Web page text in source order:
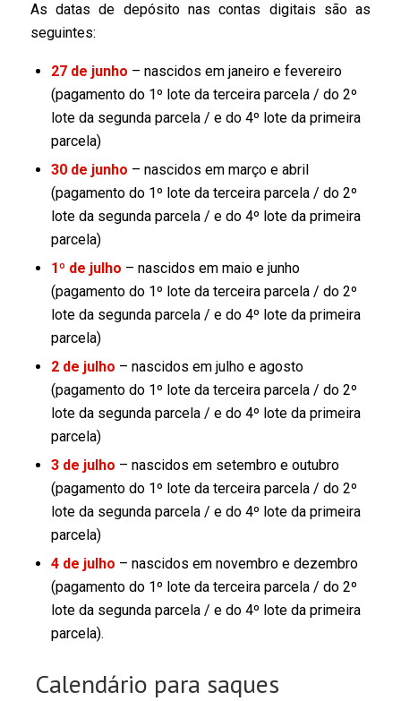
As datas de depósito nas contas digitais são as
seguintes:
27 de junho – nascidos em janeiro e fevereiro
(pagamento do 1º lote da terceira parcela / do 2º
lote da segunda parcela / e do 4º lote da primeira
parcela)
30 de junho – nascidos em março e abril
(pagamento do 1º lote da terceira parcela / do 2º
lote da segunda parcela / e do 4º lote da primeira
parcela)
1º de julho – nascidos em maio e junho
(pagamento do 1º lote da terceira parcela / do 2º
lote da segunda parcela / e do 4º lote da primeira
parcela)
2 de julho – nascidos em julho e agosto
(pagamento do 1º lote da terceira parcela / do 2º
lote da segunda parcela / e do 4º lote da primeira
parcela)
3 de julho – nascidos em setembro e outubro
(pagamento do 1º lote da terceira parcela / do 2º
lote da segunda parcela / e do 4º lote da primeira
parcela)
4 de julho – nascidos em novembro e dezembro
(pagamento do 1º lote da terceira parcela / do 2º
lote da segunda parcela / e do 4º lote da primeira
parcela).
Calendário para saques